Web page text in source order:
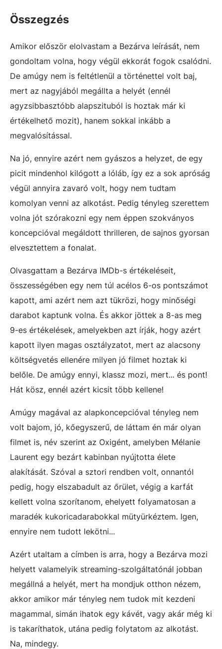
Összegzés
Amikor először elolvastam a Bezárva leírását, nem
gondoltam volna, hogy végül ekkorát fogok csalódni.
De amúgy nem is feltétlenül a történettel volt baj,
mert az nagyjából megállta a helyét (ennél
agyzsibbasztóbb alapszituból is hoztak már ki
értékelhető mozit), hanem sokkal inkább a
megvalósítással.
Na jó, ennyire azért nem gyászos a helyzet, de egy
picit mindenhol kilógott a lóláb, így ez a sok apróság
végül annyira zavaró volt, hogy nem tudtam
komolyan venni az alkotást. Pedig tényleg szerettem
volna jót szórakozni egy nem éppen szokványos
koncepcióval megáldott thrilleren, de sajnos gyorsan
elvesztettem a fonalat.
Olvasgattam a Bezárva IMDb-s értékeléseit,
összességében egy nem túl acélos 6-os pontszámot
kapott, ami azért nem azt tükrözi, hogy minőségi
darabot kaptunk volna. És akkor jöttek a 8-as meg
9-es értékelések, amelyekben azt írják, hogy azért
kapott ilyen magas osztályzatot, mert az alacsony
költségvetés ellenére milyen jó filmet hoztak ki
belőle. De amúgy ennyi, klassz mozi, mert... és pont!
Hát kösz, ennél azért kicsit több kellene!
Amúgy magával az alapkoncepcióval tényleg nem
volt bajom, jó, kőegyszerű, de láttam én már olyan
filmet is, név szerint az Oxigént, amelyben Mélanie
Laurent egy bezárt kabinban nyújtotta élete
alakítását. Szóval a sztori rendben volt, onnantól
pedig, hogy elszabadult az őrület, végig a karfát
kellett volna szorítanom, ehelyett folyamatosan a
maradék kukoricadarabokkal mütyürkéztem. Igen,
ennyire nem tudott lekötni...
Azért utaltam a címben is arra, hogy a Bezárva mozi
helyett valamelyik streaming-szolgáltatónál jobban
megállná a helyét, mert ha mondjuk otthon nézem,
akkor amikor már tényleg nem tudok mit kezdeni
magammal, simán ihatok egy kávét, vagy akár még ki
is takaríthatok, utána pedig folytatom az alkotást.
Na, mindegy.